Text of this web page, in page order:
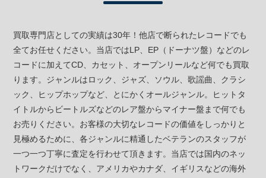
買取専門店としての実績は30年！他店で断られたレコードでも
全てお任せください。当店ではLP、EP（ドーナツ盤）などのレ
コードに加えてCD、カセット、オープンリールなど何でも買取
ります。ジャンルはロック、ジャズ、ソウル、歌謡曲、クラシ
ック、ヒップホップなど、とにかくオールジャンル。ヒットタ
イトルからビートルズなどのレア盤からマイナー盤まで何でも
お売りください。お客様の大切なレコードの価値をしっかりと
見極めるために、各ジャンルに精通したベテランのスタッフが
一つ一つ丁寧に査定を行わせて頂きます。当店では国内のネッ
トワークだけでなく、アメリカやカナダ、イギリスなどの海外